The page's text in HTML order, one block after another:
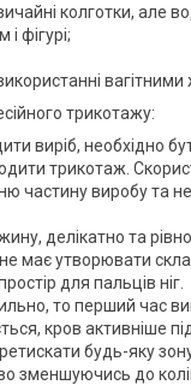
колготки, але
фігурі;
вагітними
трикотажу:
виріб, необхідно
трикотаж.
частину виробу та
делікатно та
має утворювати
для пальців ніг.
то перший час
кров активніше
будь-яку
зменшуючись до